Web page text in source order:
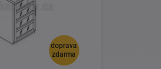
doprava
zdarma